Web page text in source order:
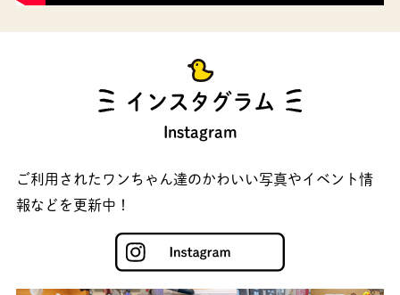
インスタグラム
Instagram
ご利用されたワンちゃん達のかわいい写真やイベント情
報などを更新中！